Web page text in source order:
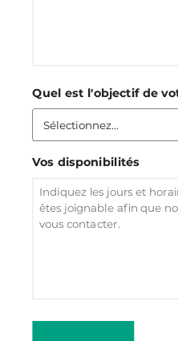
Quel est l'objectif de
Vos disponibilités